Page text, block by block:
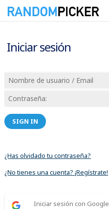
Iniciar sesión
SIGN IN
¿Has olvidado tu contraseña?
¿No tienes una cuenta? ¡Regístrate!
Iniciar sesión con Google